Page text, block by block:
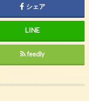
シェア
feedly